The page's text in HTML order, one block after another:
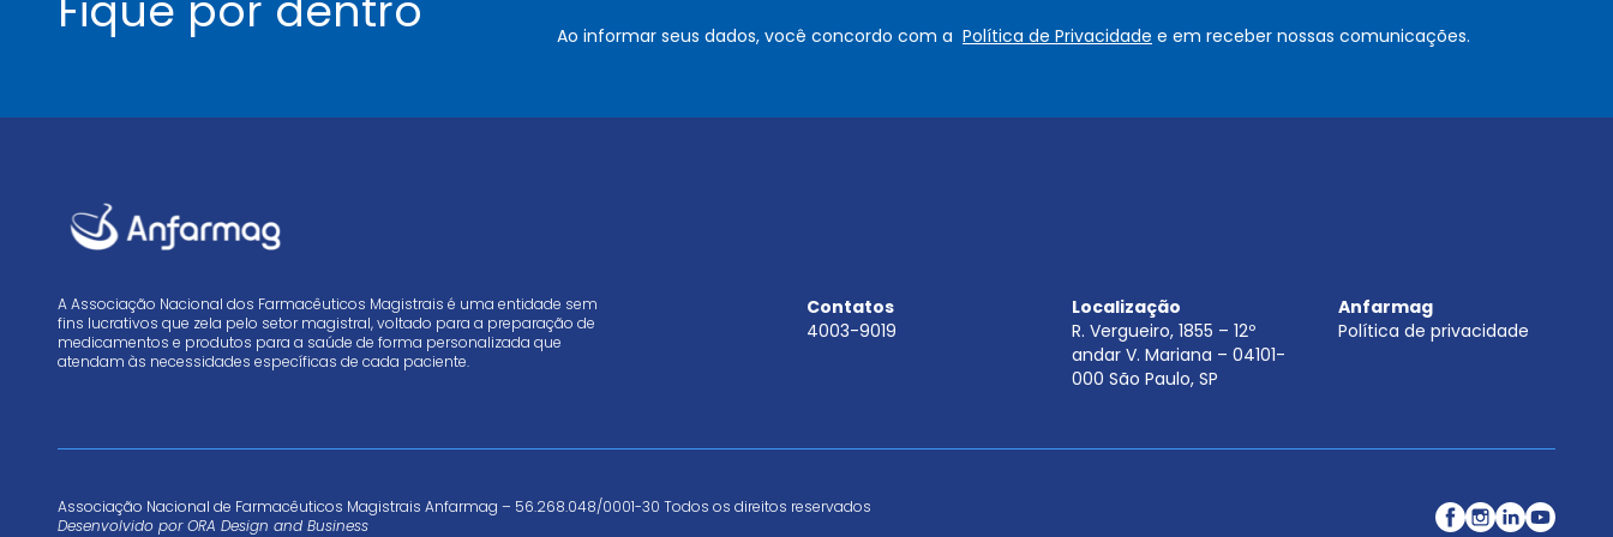
*
i
u
Ao informar seus dados, você concordo com a Política de Privacidade e em receber nossas comunicações.
A Associação Nacional dos Farmacêuticos Magistrais é uma entidade sem
fins lucrativos que zela pelo setor magistral, voltado para a preparação de
medicamentos e produtos para a saúde de forma personalizada que
atendam às necessidades específicas de cada paciente.
Contatos
4003-9019
Localização
R. Vergueiro, 1855 – 12º
andar V. Mariana – 04101-
000 São Paulo, SP
Anfarmag
Política de privacidade
Associação Nacional de Farmacêuticos Magistrais Anfarmag – 56.268.048/0001-30 Todos os direitos reservados
Desenvolvido porORA Design and Business